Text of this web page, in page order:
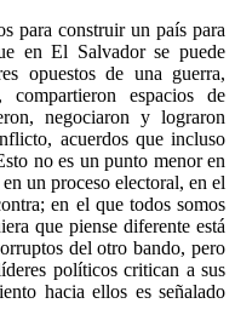
para construir un país para
en El Salvador se puede
opuestos de una guerra,
compartieron espacios de
negociaron y lograron
acuerdos que incluso
no es un punto menor en
un proceso electoral, en el
en el que todos somos
que piense diferente está
del otro bando, pero
políticos critican a sus
hacia ellos es señalado